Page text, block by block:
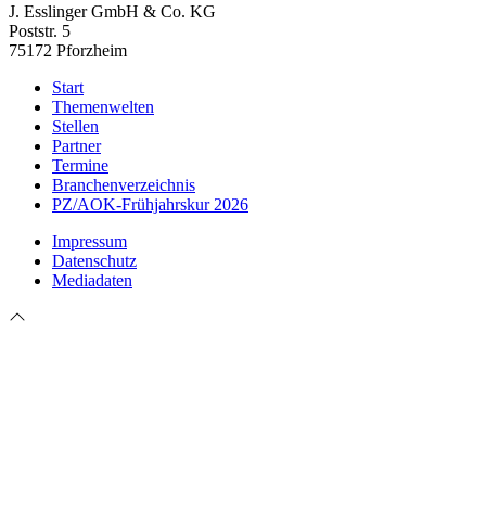
J. Esslinger GmbH & Co. KG
Poststr. 5
75172 Pforzheim
Start
Themenwelten
Stellen
Partner
Termine
Branchenverzeichnis
PZ/AOK-Frühjahrskur 2026
Impressum
Datenschutz
Mediadaten